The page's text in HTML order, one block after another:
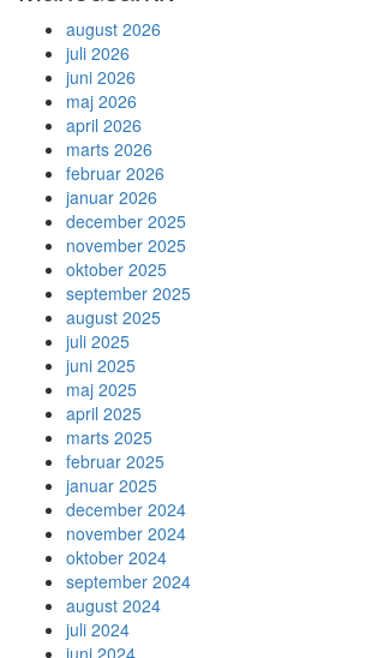
august 2026
juli 2026
juni 2026
maj 2026
april 2026
marts 2026
februar 2026
januar 2026
december 2025
november 2025
oktober 2025
september 2025
august 2025
juli 2025
juni 2025
maj 2025
april 2025
marts 2025
februar 2025
januar 2025
december 2024
november 2024
oktober 2024
september 2024
august 2024
juli 2024
juni 2024